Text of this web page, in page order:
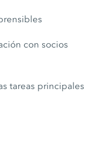
con socios
tareas principales